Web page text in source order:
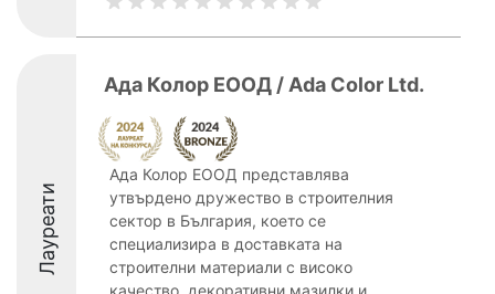
Лауреати
Ада Колор ЕООД / Ada Color Ltd.
Ада Колор ЕООД представлява
утвърдено дружество в строителния
сектор в България, което се
специализира в доставката на
строителни материали с високо
качество, декоративни мазилки и